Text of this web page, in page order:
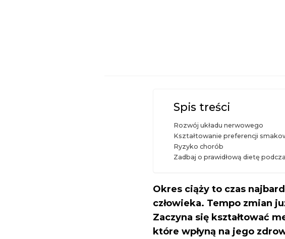
Spis treści
Rozwój układu nerwowego
Kształtowanie preferencji
Ryzyko chorób
Zadbaj o prawidłową dietę
Okres ciąży to czas
człowieka. Tempo zmian
Zaczyna się kształtować
które wpłyną na jego